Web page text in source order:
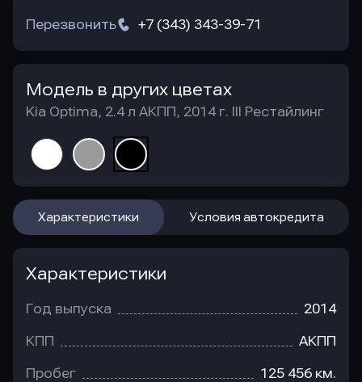
+7 (343) 343-39-71
Перезвонить
Модель в других цветах
Kia Optima, 2.4 л АКПП, 2014 г. III Рестайлинг
Характеристики Условия автокредита
Характеристики
Год выпуска 2014
КПП АКПП
Пробег 125 456 км.